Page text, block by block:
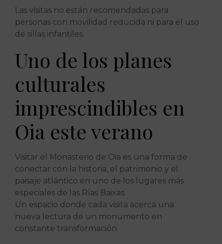
Las visitas no están recomendadas para
personas con movilidad reducida ni para el uso
de sillas infantiles.
Uno de los planes
culturales
imprescindibles en
Oia este verano
Visitar el Monasterio de Oia es una forma de
conectar con la historia, el patrimonio y el
paisaje atlántico en uno de los lugares más
especiales de las Rías Baixas.
Un espacio donde cada visita acerca una
nueva lectura de un monumento en
constante transformación.